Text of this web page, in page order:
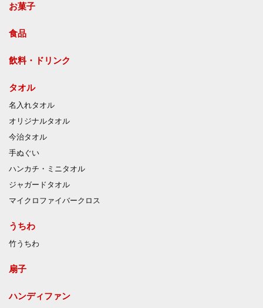
お菓子
食品
飲料・ドリンク
タオル
名入れタオル
オリジナルタオル
今治タオル
手ぬぐい
ハンカチ・ミニタオル
ジャガードタオル
マイクロファイバークロス
うちわ
竹うちわ
扇子
ハンディファン